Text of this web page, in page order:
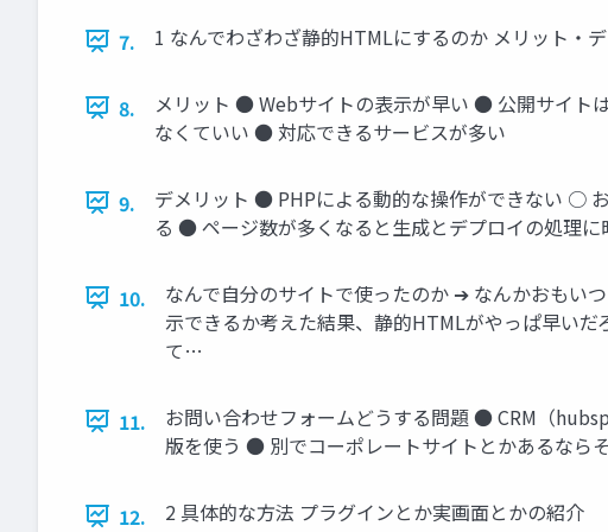
7. 1 なんでわざわざ静的HTMLにするのか メリット・
8.
メリット ● Webサイトの表示が早い ● 公開サイト
なくていい ● 対応できるサービスが多い
9.
デメリット ● PHPによる動的な操作ができない ○
る ● ページ数が多くなると生成とデプロイの処理に
10.
なんで自分のサイトで使ったのか ➔ なんかおもい
示できるか考えた結果、静的HTMLがやっぱ早い
て…
11.
お問い合わせフォームどうする問題 ● CRM（
版を使う ● 別でコーポレートサイトとかあるなら
12. 2 具体的な方法 プラグインとか実画面とかの紹介